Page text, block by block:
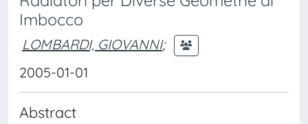
Imbocco
LOMBARDI, GIOVANNI;
2005-01-01
Abstract